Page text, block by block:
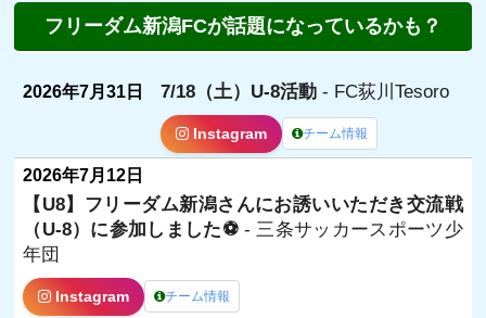
フリーダム新潟FCが話題になっているかも？
2026年7月31日 7/18（土）U-8活動- FC荻川Tesoro
Instagram チーム情報
2026年7月12日
【U8】フリーダム新潟さんにお誘いいただき交流戦
（U-8）に参加しました⚽- 三条サッカースポーツ少
年団
Instagram チーム情報